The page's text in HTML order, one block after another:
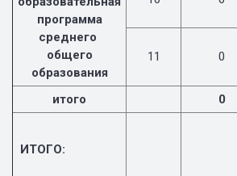
программа
среднего
общего
образования
11 0
итого 0
ИТОГО: